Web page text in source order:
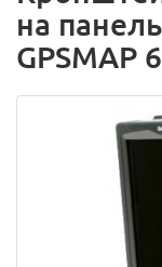
на
GPSMAP